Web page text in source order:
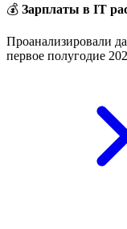
💰 Зарплаты в IT
Проанализировали
первое полугодие